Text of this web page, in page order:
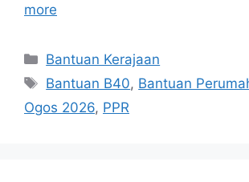
more
Categories
Bantuan Kerajaan
Tags
Bantuan B40, Bantuan
Ogos 2026, PPR